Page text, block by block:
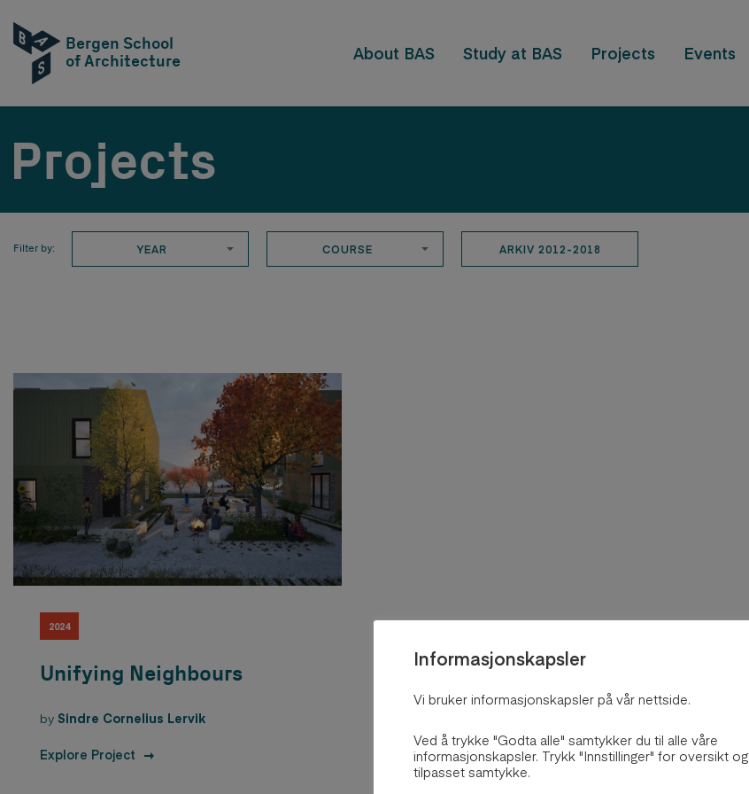
Bergen School
of Architecture
About BAS Study at BAS Projects Events
Projects
Filter by: YEAR COURSE ARKIV 2012-2018
2024
Unifying Neighbours
by Sindre Cornelius Lervik
Explore Project
Informasjonskapsler
Vi bruker informasjonskapsler på vår nettside.
Ved å trykke "Godta alle" samtykker du til alle våre
informasjonskapsler. Trykk "Innstillinger" for oversikt og
tilpasset samtykke.